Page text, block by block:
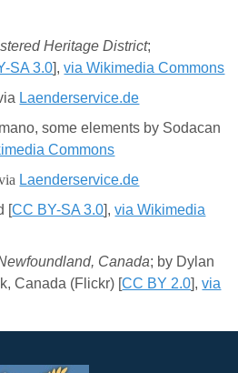
Heritage District;
SA 3.0],via Wikimedia Commons
Laenderservice.de
some elements by Sodacan
Commons
Laenderservice.de
[CC BY-SA 3.0],via Wikimedia
Canada; by Dylan
Canada (Flickr) [CC BY 2.0],via